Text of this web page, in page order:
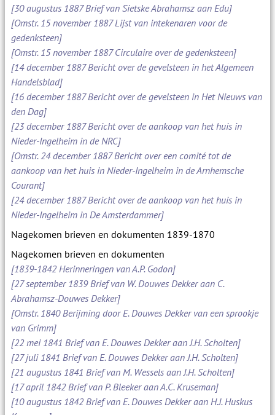
[30 augustus 1887 Brief van Sietske Abrahamsz aan Edu]
[Omstr. 15 november 1887 Lijst van intekenaren voor de
gedenksteen]
[Omstr. 15 november 1887 Circulaire over de gedenksteen]
[14 december 1887 Bericht over de gevelsteen in het Algemeen
Handelsblad]
[16 december 1887 Bericht over de gevelsteen in Het Nieuws van
den Dag]
[23 december 1887 Bericht over de aankoop van het huis in
Nieder-Ingelheim in de NRC]
[Omstr. 24 december 1887 Bericht over een comité tot de
aankoop van het huis in Nieder-Ingelheim in de Arnhemsche
Courant]
[24 december 1887 Bericht over de aankoop van het huis in
Nieder-Ingelheim in De Amsterdammer]
Nagekomen brieven en dokumenten 1839-1870
Nagekomen brieven en dokumenten
[1839-1842 Herinneringen van A.P. Godon]
[27 september 1839 Brief van W. Douwes Dekker aan C.
Abrahamsz-Douwes Dekker]
[Omstr. 1840 Berijming door E. Douwes Dekker van een sprookje
van Grimm]
[22 mei 1841 Brief van E. Douwes Dekker aan J.H. Scholten]
[27 juli 1841 Brief van E. Douwes Dekker aan J.H. Scholten]
[21 augustus 1841 Brief van M. Wessels aan J.H. Scholten]
[17 april 1842 Brief van P. Bleeker aan A.C. Kruseman]
[10 augustus 1842 Brief van E. Douwes Dekker aan H.J. Huskus